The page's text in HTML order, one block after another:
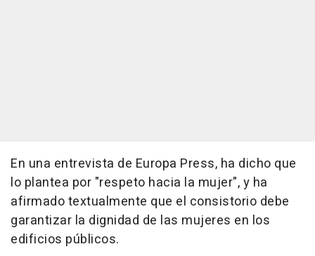
En una entrevista de Europa Press, ha dicho que
lo plantea por "respeto hacia la mujer", y ha
afirmado textualmente que el consistorio debe
garantizar la dignidad de las mujeres en los
edificios públicos.